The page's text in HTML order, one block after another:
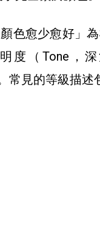
色愈少愈好」
度（Tone，
常見的等級描述